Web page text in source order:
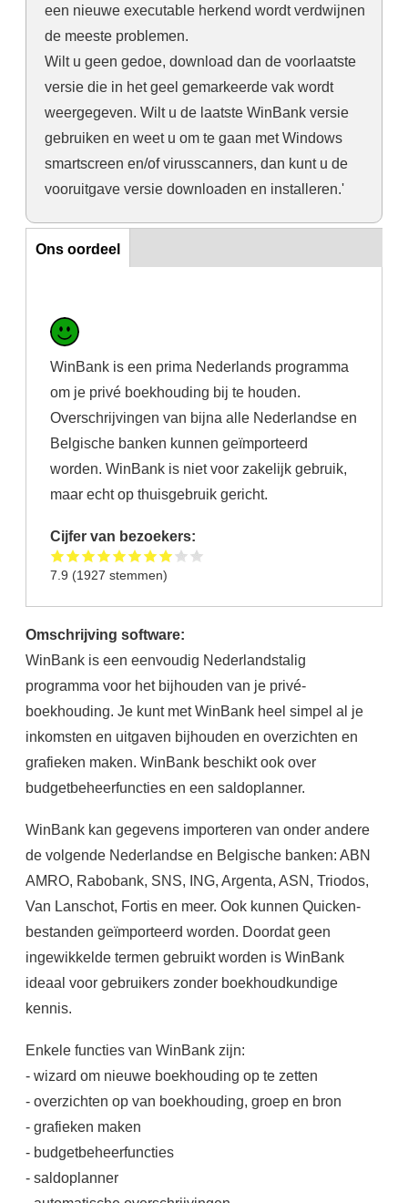
een nieuwe executable herkend wordt verdwijnen
de meeste problemen.
Wilt u geen gedoe, download dan de voorlaatste
versie die in het geel gemarkeerde vak wordt
weergegeven. Wilt u de laatste WinBank versie
gebruiken en weet u om te gaan met Windows
smartscreen en/of virusscanners, dan kunt u de
vooruitgave versie downloaden en installeren.'
Ons oordeel
Ons oordeel
WinBank is een prima Nederlands programma
om je privé boekhouding bij te houden.
Overschrijvingen van bijna alle Nederlandse en
Belgische banken kunnen geïmporteerd
worden. WinBank is niet voor zakelijk gebruik,
maar echt op thuisgebruik gericht.
Cijfer van bezoekers:
7.9 (1927 stemmen)
Omschrijving software:
WinBank is een eenvoudig Nederlandstalig
programma voor het bijhouden van je privé-
boekhouding. Je kunt met WinBank heel simpel al je
inkomsten en uitgaven bijhouden en overzichten en
grafieken maken. WinBank beschikt ook over
budgetbeheerfuncties en een saldoplanner.
WinBank kan gegevens importeren van onder andere
de volgende Nederlandse en Belgische banken: ABN
AMRO, Rabobank, SNS, ING, Argenta, ASN, Triodos,
Van Lanschot, Fortis en meer. Ook kunnen Quicken-
bestanden geïmporteerd worden. Doordat geen
ingewikkelde termen gebruikt worden is WinBank
ideaal voor gebruikers zonder boekhoudkundige
kennis.
Enkele functies van WinBank zijn:
- wizard om nieuwe boekhouding op te zetten
- overzichten op van boekhouding, groep en bron
- grafieken maken
- budgetbeheerfuncties
- saldoplanner